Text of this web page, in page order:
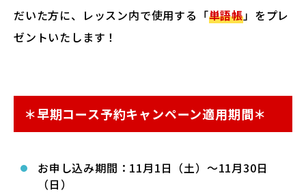
だいた方に、レッスン内で使用する「単語帳」をプレ
ゼントいたします！
＊早期コース予約キャンペーン適用期間＊
お申し込み期間：11月1日（土）～11月30日
（日）